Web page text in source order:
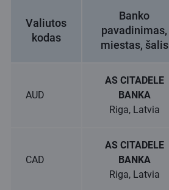
Valiutos
kodas
Banko
pavadinimas,
miestas, šalis
AUD
AS CITADELE
BANKA
Riga, Latvia
CAD
AS CITADELE
BANKA
Riga, Latvia